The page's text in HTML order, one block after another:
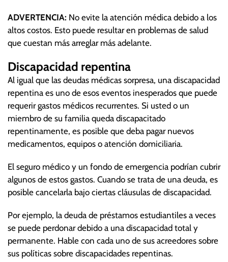
ADVERTENCIA: No evite la atención médica debido a los
altos costos. Esto puede resultar en problemas de salud
que cuestan más arreglar más adelante.
Discapacidad repentina
Al igual que las deudas médicas sorpresa, una discapacidad
repentina es uno de esos eventos inesperados que puede
requerir gastos médicos recurrentes. Si usted o un
miembro de su familia queda discapacitado
repentinamente, es posible que deba pagar nuevos
medicamentos, equipos o atención domiciliaria.
El seguro médico y un fondo de emergencia podrían cubrir
algunos de estos gastos. Cuando se trata de una deuda, es
posible cancelarla bajo ciertas cláusulas de discapacidad.
Por ejemplo, la deuda de préstamos estudiantiles a veces
se puede perdonar debido a una discapacidad total y
permanente. Hable con cada uno de sus acreedores sobre
sus políticas sobre discapacidades repentinas.